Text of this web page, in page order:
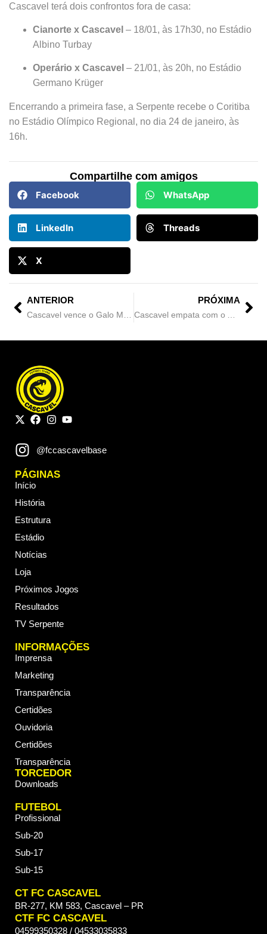
Cascavel terá dois confrontos fora de casa:
Cianorte x Cascavel – 18/01, às 17h30, no Estádio
Albino Turbay
Operário x Cascavel – 21/01, às 20h, no Estádio
Germano Krüger
Encerrando a primeira fase, a Serpente recebe o Coritiba
no Estádio Olímpico Regional, no dia 24 de janeiro, às
16h.
Compartilhe com amigos
Facebook WhatsApp
LinkedIn Threads
X
ANTERIOR PRÓXIMA
@fccascavelbase
PÁGINAS
Início
História
Estrutura
Estádio
Notícias
Loja
Próximos Jogos
Resultados
TV Serpente
INFORMAÇÕES
Imprensa
Marketing
Transparência
Certidões
Ouvidoria
Certidões
Transparência
TORCEDOR
Downloads
FUTEBOL
Profissional
Sub-20
Sub-17
Sub-15
CT FC CASCAVEL
BR-277, KM 583, Cascavel – PR
CTF FC CASCAVEL
04599350328 / 04533035833